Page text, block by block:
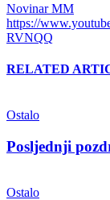
Novinar MM
https://
RVNQQ
RELATED
Ostalo
Posljednji
Ostalo